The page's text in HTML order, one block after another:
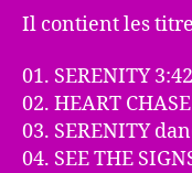
Il contient les
01. SERENITY 3:42
02. HEART
03. SERENITY
04. SEE THE